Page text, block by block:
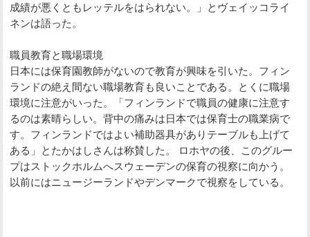
成績が悪くともレッテルをはられない。」とヴェイッコライ
ネンは語った。
職員教育と職場環境
日本には保育園教師がないので教育が興味を引いた。フィン
ランドの絶え間ない職場教育も良いことである。とくに職場
環境に注意がいった。「フィンランドで職員の健康に注意す
るのは素晴らしい。背中の痛みは日本では保育士の職業病で
す。フィンランドではよい補助器具がありテーブルも上げて
ある」とたかはしさんは称賛した。 ロホヤの後、このグルー
プはストックホルムへスウェーデンの保育の視察に向かう。
以前にはニュージーランドやデンマークで視察をしている。